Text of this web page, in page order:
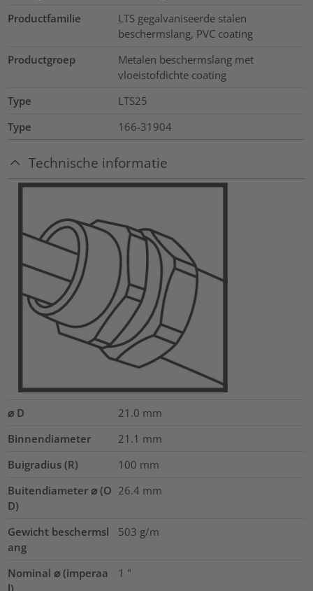
Productfamilie
LTS gegalvaniseerde stalen
beschermslang, PVC coating
Productgroep
Metalen beschermslang met
vloeistofdichte coating
Type
LTS25
Type
166-31904
Technische informatie
⌀ D 21.0 mm
Binnendiameter
21.1 mm
Buigradius (R)
100 mm
Buitendiameter ⌀ (O
D)
26.4 mm
Gewicht beschermsl
ang
503 g/m
Nominal ⌀ (imperaa
1 "